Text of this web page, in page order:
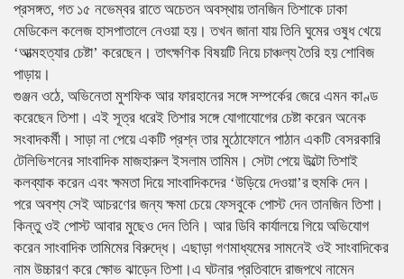
প্রসঙ্গত, গত ১৫ নভেম্বর রাতে অচেতন অবস্থায় তানজিন তিশাকে ঢাকা
মেডিকেল কলেজ হাসপাতালে নেওয়া হয়। তখন জানা যায় তিনি ঘুমের ওষুধ খেয়ে
‘আত্মহত্যার চেষ্টা’ করেছেন। তাৎক্ষণিক বিষয়টি নিয়ে চাঞ্চল্য তৈরি হয় শোবিজ
পাড়ায়।
গুঞ্জন ওঠে, অভিনেতা মুশফিক আর ফারহানের সঙ্গে সম্পর্কের জেরে এমন কাণ্ড
করেছেন তিশা। এই সূত্র ধরেই তিশার সঙ্গে যোগাযোগের চেষ্টা করেন অনেক
সংবাদকর্মী। সাড়া না পেয়ে একটি প্রশ্ন তার মুঠোফোনে পাঠান একটি বেসরকারি
টেলিভিশনের সাংবাদিক মাজহারুল ইসলাম তামিম। সেটা পেয়ে উল্টো তিশাই
কলব্যাক করেন এবং ক্ষমতা দিয়ে সাংবাদিকদের ‘উড়িয়ে দেওয়া’র হুমকি দেন।
পরে অবশ্য সেই আচরণের জন্য ক্ষমা চেয়ে ফেসবুকে পোস্ট দেন তানজিন তিশা।
কিন্তু ওই পোস্ট আবার মুছেও দেন তিনি। আর ডিবি কার্যালয়ে গিয়ে অভিযোগ
করেন সাংবাদিক তামিমের বিরুদ্ধে। এছাড়া গণমাধ্যমের সামনেই ওই সাংবাদিকের
নাম উচ্চারণ করে ক্ষোভ ঝাড়েন তিশা।এ ঘটনার প্রতিবাদে রাজপথে নামেন